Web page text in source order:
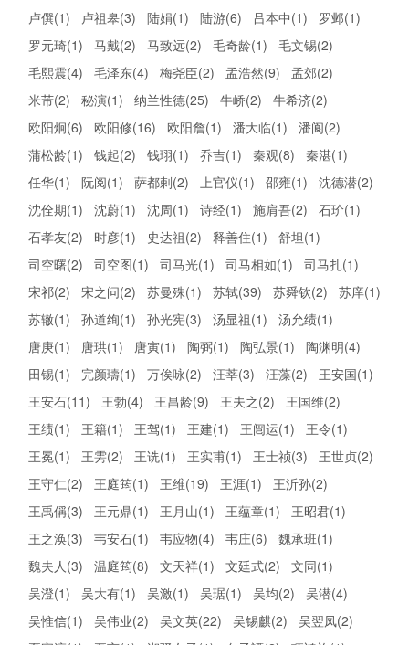
卢僎(1)
卢祖皋(3) 陆娟(1) 陆游(6) 吕本中(1)
罗邺(1)
罗元琦(1)
马戴(2) 马致远(2) 毛奇龄(1)
毛文锡(2)
毛熙震(4)
毛泽东(4) 梅尧臣(2) 孟浩然(9)
孟郊(2)
米芾(2)
秘演(1) 纳兰性德(25) 牛峤(2)
牛希济(2)
欧阳炯(6)
欧阳修(16) 欧阳詹(1) 潘大临(1)
潘阆(2)
蒲松龄(1)
钱起(2) 钱珝(1) 乔吉(1) 秦观(8)
秦湛(1)
任华(1)
阮阅(1) 萨都剌(2) 上官仪(1) 邵雍(1)
沈德潜(2)
沈佺期(1)
沈蔚(1) 沈周(1) 诗经(1) 施肩吾(2)
石玠(1)
石孝友(2)
时彦(1) 史达祖(2) 释善住(1)
舒坦(1)
司空曙(2)
司空图(1) 司马光(1) 司马相如(1)
司马扎(1)
宋祁(2)
宋之问(2) 苏曼殊(1) 苏轼(39) 苏舜钦(2)
苏庠(1)
苏辙(1)
孙道绚(1) 孙光宪(3) 汤显祖(1)
汤允绩(1)
唐庚(1)
唐珙(1) 唐寅(1) 陶弼(1) 陶弘景(1)
陶渊明(4)
田锡(1)
完颜璹(1) 万俟咏(2) 汪莘(3) 汪藻(2)
王安国(1)
王安石(11)
王勃(4) 王昌龄(9) 王夫之(2)
王国维(2)
王绩(1)
王籍(1) 王驾(1) 王建(1) 王闿运(1)
王令(1)
王冕(1)
王雱(2) 王诜(1) 王实甫(1) 王士祯(3)
王世贞(2)
王守仁(2)
王庭筠(1) 王维(19) 王涯(1)
王沂孙(2)
王禹偁(3)
王元鼎(1) 王月山(1) 王蕴章(1)
王昭君(1)
王之涣(3)
韦安石(1) 韦应物(4) 韦庄(6)
魏承班(1)
魏夫人(3)
温庭筠(8) 文天祥(1) 文廷式(2)
文同(1)
吴澄(1)
吴大有(1) 吴激(1) 吴琚(1) 吴均(2)
吴潜(4)
吴惟信(1)
吴伟业(2) 吴文英(22) 吴锡麒(2)
吴翌凤(2)